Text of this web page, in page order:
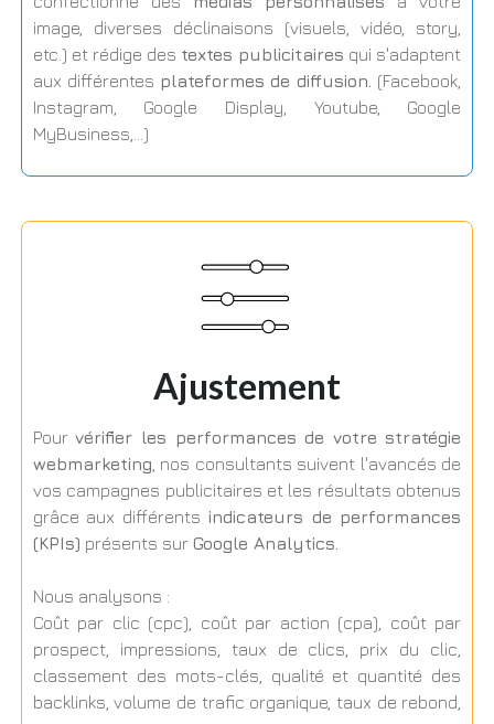
image, diverses déclinaisons (visuels, vidéo, story,
etc.) et rédige des textes publicitaires qui s'adaptent
aux différentes plateformes de diffusion. (Facebook,
Instagram, Google Display, Youtube, Google
MyBusiness,...)
Ajustement
Pourvérifier les performances de votre stratégie
webmarketing , nos consultants suivent l'avancés de
vos campagnes publicitaires et les résultats obtenus
grâce aux différents indicateurs de performances
(KPIs) présents sur Google Analytics.
Nous analysons :
Coût par clic (cpc), coût par action (cpa), coût par
prospect, impressions, taux de clics, prix du clic,
classement des mots-clés, qualité et quantité des
backlinks, volume de trafic organique, taux de rebond,